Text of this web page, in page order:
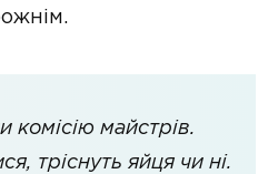
комісію майстрів.
тріснуть яйця чи ні.